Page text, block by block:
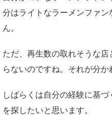
分はライトなラーメンファ
ん。
ただ、再生数の取れそうな
らないのですね。それが分か
しばらくは自分の経験に基
を探したいと思います。